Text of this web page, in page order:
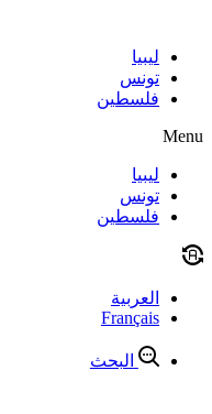
contentليبيا
تونس
فلسطين
Menu
ليبيا
تونس
فلسطين
العربية
Français
البحث